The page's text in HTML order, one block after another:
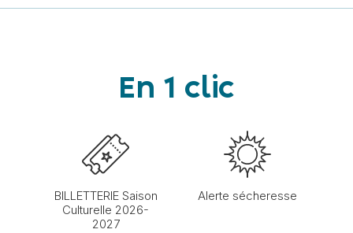
En 1 clic
BILLETTERIE Saison
Culturelle 2026-
2027
Alerte sécheresse